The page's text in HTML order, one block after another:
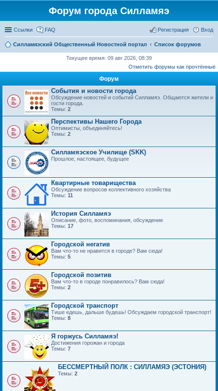
Форум города Силламяэ
Ссылки FAQ Вход
Регистрация
Силламяэский Общественный Новостной портал Список форумов
Текущее время: 09 авг 2026, 08:39
Отметить форумы как прочтённые
Форум
События и новости города
Обсуждение новостей и событий Силламяэ. Общаются жители и
гости города.
Темы: 2
Перспективы Нашего Города
Оптимисты, объединяйтесь!
Темы: 2
Силламяэское Училище (SKK)
Прошлое, настоящее, будущее
Квартирные товарищества
Обсуждение вопросов коллективного хозяйства
Темы: 11
История Силламяэ
Описание, фото, воспоминания, обсуждение
Темы: 17
Городской негатив
Вам что-то не нравится в городе? Вам сюда!
Темы: 5
Городской позитив
Вам что-то в городе понравилось? Вам сюда!
Темы: 2
Городской транспорт
Тише едешь, дальше будешь! Обсуждаем городской транспорт!
Темы: 8
Я горжусь Силламяэ!
Достижения горожан и города
Темы: 7
БЕССМЕРТНЫЙ ПОЛК : СИЛЛАМЯЭ (ЭСТОНИЯ)
Темы: 2